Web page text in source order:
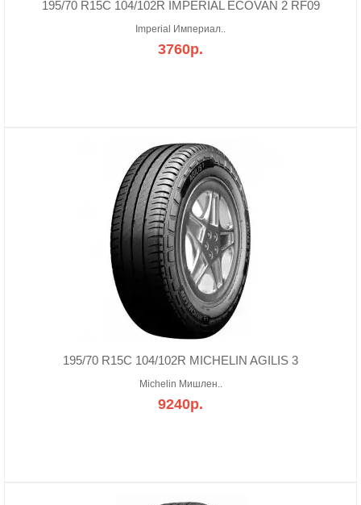
195/70 R15C 104/102R IMPERIAL ECOVAN 2 RF09
Imperial Империал..
3760р.
195/70 R15C 104/102R MICHELIN AGILIS 3
Michelin Мишлен..
9240р.